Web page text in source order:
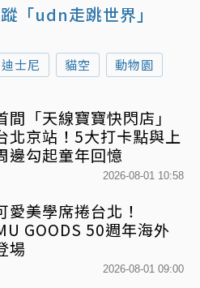
蹤「udn走跳世界」
迪士尼 貓空 動物園
間「天線寶寶快閃店」
北京站！5大打卡點與上
邊勾起童年回憶
2026-08-01 10:58
愛美學席捲台北！
GOODS 50週年海外
場
2026-08-01 09:00